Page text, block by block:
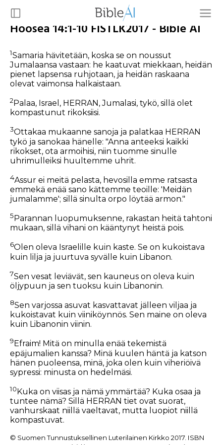
Hoosea 14:1-10 FISTLK2017 - Bible AI
1Samaria hävitetään, koska se on noussut
Jumalaansa vastaan: he kaatuvat miekkaan, heidän
pienet lapsensa ruhjotaan, ja heidän raskaana
olevat vaimonsa halkaistaan.
2 Palaa, Israel, HERRAN, Jumalasi, tykö, sillä olet
kompastunut rikoksiisi.
3Ottakaa mukaanne sanoja ja palatkaa HERRAN
tykö ja sanokaa hänelle: "Anna anteeksi kaikki
rikokset, ota armoihisi, niin tuomme sinulle
uhrimulleiksi huultemme uhrit.
4Assur ei meitä pelasta, hevosilla emme ratsasta
emmekä enää sano kättemme teoille: 'Meidän
jumalamme'; sillä sinulta orpo löytää armon."
5 Parannan luopumuksenne, rakastan heitä tahtoni
mukaan, sillä vihani on kääntynyt heistä pois.
6Olen oleva Israelille kuin kaste. Se on kukoistava
kuin lilja ja juurtuva syvälle kuin Libanon.
7Sen vesat leviävät, sen kauneus on oleva kuin
öljypuun ja sen tuoksu kuin Libanonin.
8Sen varjossa asuvat kasvattavat jälleen viljaa ja
kukoistavat kuin viiniköynnös. Sen maine on oleva
kuin Libanonin viinin.
9 Efraim! Mitä on minulla enää tekemistä
epäjumalien kanssa? Minä kuulen häntä ja katson
hänen puoleensa, minä, joka olen kuin viheriöivä
sypressi: minusta on hedelmäsi.
10Kuka on viisas ja nämä ymmärtää? Kuka osaa ja
tuntee nämä? Sillä HERRAN tiet ovat suorat,
vanhurskaat niillä vaeltavat, mutta luopiot niillä
kompastuvat.
© Suomen Tunnustuksellinen Luterilainen Kirkko 2017. ISBN